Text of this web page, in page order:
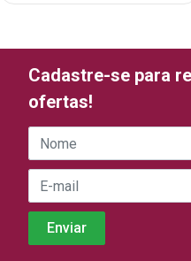
Cadastre-se para
ofertas!